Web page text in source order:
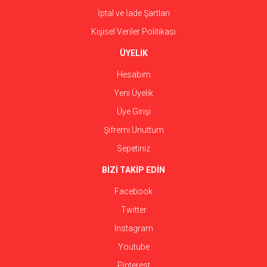
İptal ve İade Şartları
Kişisel Veriler Politikası
ÜYELİK
Hesabım
Yeni Üyelik
Üye Girişi
Şifremi Unuttum
Sepetiniz
BİZİ TAKİP EDİN
Facebook
Twitter
Instagram
Youtube